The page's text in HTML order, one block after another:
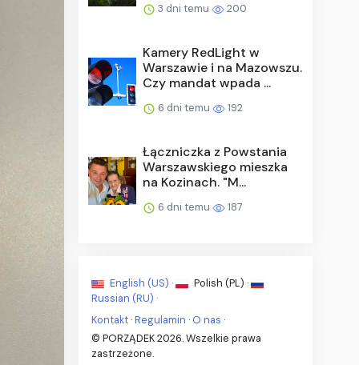
3 dni temu 200
Kamery RedLight w
Warszawie i na Mazowszu.
Czy mandat wpada ...
6 dni temu 192
Łączniczka z Powstania
Warszawskiego mieszka
na Kozinach. "M...
6 dni temu 187
English (US) ·
Polish (PL) ·
Russian (RU) ·
Kontakt ·Regulamin · O nas ·
© PORZĄDEK 2026. Wszelkie prawa
zastrzeżone.